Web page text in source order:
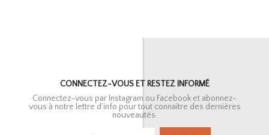
CONNECTEZ-VOUS ET RESTEZ INFORMÉ
Connectez-vous par Instagram ou Facebook et abonnez-
vous à notre lettre d’info pour tout connaître des dernières
nouveautés.